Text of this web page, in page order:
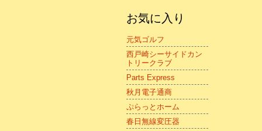
お気に入り
元気ゴルフ
西戸崎シーサイドカン
トリークラブ
Parts Express
秋月電子通商
ぷらっとホーム
春日無線変圧器